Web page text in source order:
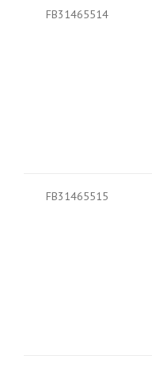
FB31465514
FB31465515